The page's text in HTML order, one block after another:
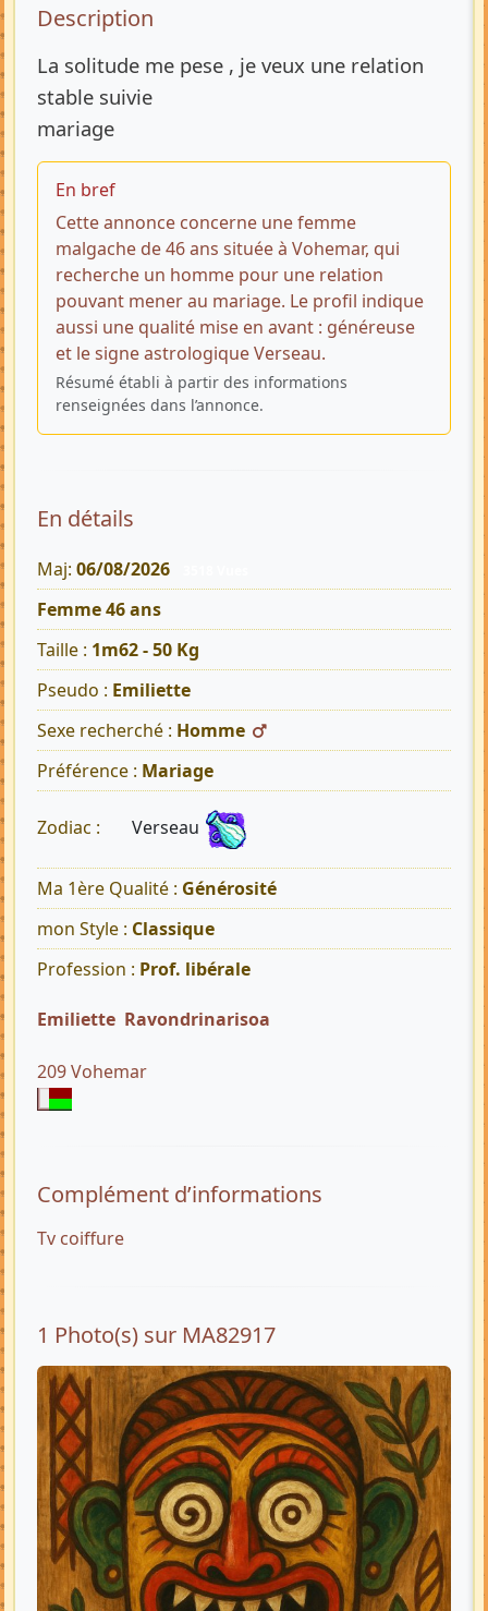
Description de l’annonce
Description
La solitude me pese , je veux une relation
stable suivie
mariage
En bref
Cette annonce concerne une femme
malgache de 46 ans située à Vohemar, qui
recherche un homme pour une relation
pouvant mener au mariage. Le profil indique
aussi une qualité mise en avant : généreuse
et le signe astrologique Verseau.
Résumé établi à partir des informations
renseignées dans l’annonce.
En détails
Maj: 06/08/2026
Femme 46 ans
Taille : 1m62 - 50 Kg
Pseudo : Emiliette
Sexe recherché : Homme
Préférence : Mariage
Zodiac : Verseau
Ma 1ère Qualité : Générosité
mon Style : Classique
Profession : Prof. libérale
Emiliette Ravondrinarisoa
209 Vohemar
Complément d’informations
Tv coiffure
1 Photo(s) sur MA82917